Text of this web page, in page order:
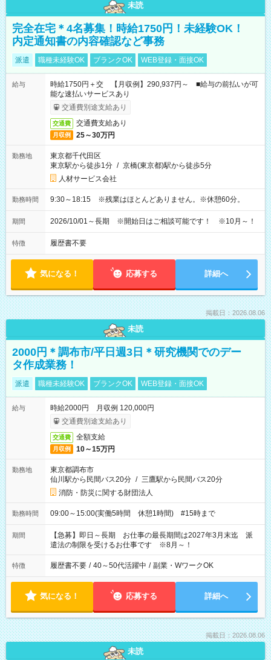
未読
完全在宅＊4名募集！時給1750円！未経験OK！
内定通知書の内容確認など事務
派遣 職種未経験OK ブランクOK WEB登録・面接OK
給与
時給1750円＋交 【月収例】290,937円～ ■給与の前払いが可
能な速払いサービスあり
交通費別途支給あり
交通費 交通費支給あり
月収例 25～30万円
勤務地
東京都千代田区
東京駅から徒歩1分 / 京橋(東京都)駅から徒歩5分
人材サービス会社
勤務時間 9:30～18:15 ※残業はほとんどありません。※休憩60分。
期間 2026/10/01～長期 ※開始日はご相談可能です！ ※10月～！
特徴 履歴書不要
気になる！ 応募する 詳細へ
掲載日：2026.08.06
未読
2000円＊調布市/平日週3日＊研究機関でのデー
タ作成業務！
派遣 職種未経験OK ブランクOK WEB登録・面接OK
給与
時給2000円 月収例 120,000円
交通費別途支給あり
交通費 全額支給
月収例 10～15万円
勤務地
東京都調布市
仙川駅から民間バス20分 / 三鷹駅から民間バス20分
消防・防災に関する財団法人
勤務時間 09:00～15:00(実働5時間 休憩1時間) #15時まで
期間
【急募】即日～長期 お仕事の最長期間は2027年3月末迄 派
遣法の制限を受けるお仕事です ※8月～！
特徴 履歴書不要 / 40～50代活躍中 / 副業・WワークOK
気になる！ 応募する 詳細へ
掲載日：2026.08.06
未読